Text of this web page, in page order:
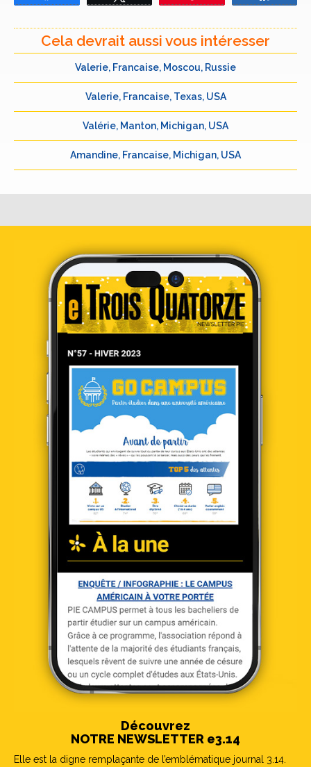
Cela devrait aussi vous intéresser
Valerie, Francaise, Moscou, Russie
Valerie, Francaise, Texas, USA
Valérie, Manton, Michigan, USA
Amandine, Francaise, Michigan, USA
Découvrez
NOTRE NEWSLETTER e3.14
Elle est la digne remplaçante de l’emblématique journal 3.14.